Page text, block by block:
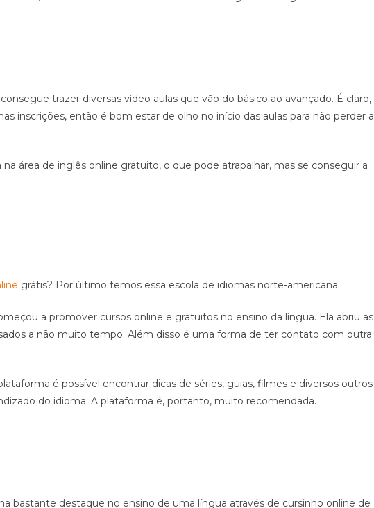
trazer diversas vídeo aulas que vão do básico ao avançado. É claro,
inscrições, então é bom estar de olho no início das aulas para não perder a
área de inglês online gratuito, o que pode atrapalhar, mas se conseguir a
grátis? Por último temos essa escola de idiomas norte-americana.
a promover cursos online e gratuitos no ensino da língua. Ela abriu as
a não muito tempo. Além disso é uma forma de ter contato com outra
é possível encontrar dicas de séries, guias, filmes e diversos outros
do idioma. A plataforma é, portanto, muito recomendada.
bastante destaque no ensino de uma língua através de cursinho online de